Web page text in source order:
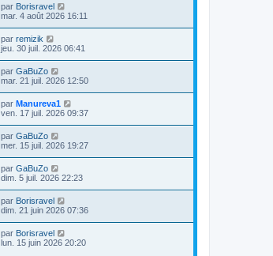
par Borisravel
mar. 4 août 2026 16:11
par remizik
jeu. 30 juil. 2026 06:41
par GaBuZo
mar. 21 juil. 2026 12:50
par Manureva1
ven. 17 juil. 2026 09:37
par GaBuZo
mer. 15 juil. 2026 19:27
par GaBuZo
dim. 5 juil. 2026 22:23
par Borisravel
dim. 21 juin 2026 07:36
par Borisravel
lun. 15 juin 2026 20:20